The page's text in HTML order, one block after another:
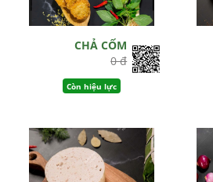
CHẢ CỐM
0 đ
Còn hiệu lực